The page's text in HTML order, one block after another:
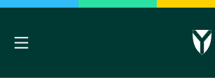
Skip
contentMobile Menu